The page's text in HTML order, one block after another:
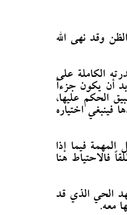
وقد نهى الله
الكاملة على
بد أن يكون جزءاً
الحكم عليها،
اختياره
فيما إذا
فالاحتياط هنا
الحي الذي قد
معه.